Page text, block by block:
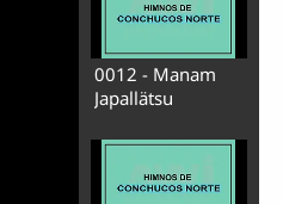
0012 - Manam
Japallätsu